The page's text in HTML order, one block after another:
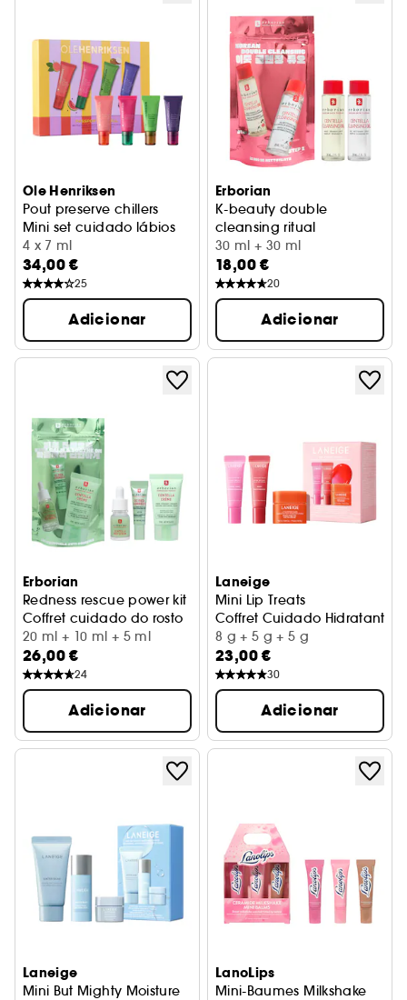
Ole Henriksen
Pout preserve chillers
Mini set cuidado lábios
4 x 7 ml
34,00 €
25
Adicionar
Erborian
K-beauty double
cleansing ritual
Coffret cuidado do rosto
30 ml + 30 ml
18,00 €
20
Adicionar
Erborian
Redness rescue power kit
Coffret cuidado do rosto
20 ml + 10 ml + 5 ml
26,00 €
24
Adicionar
Laneige
Mini Lip Treats
Coffret Cuidado Hidratante
8 g + 5 g + 5 g
23,00 €
30
Adicionar
Laneige
Mini But Mighty Moisture
LanoLips
Mini-Baumes Milkshake